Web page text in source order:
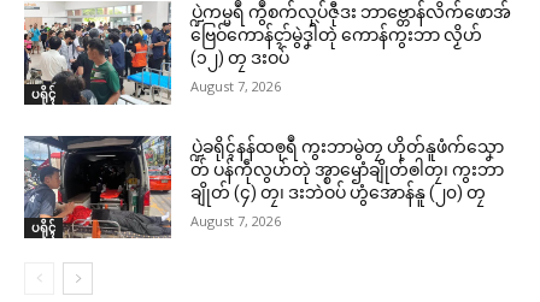
ပရိုၚ်
ပ္ဍဲကမ္မရဳ ကွဳစက်လုပ်ဇီုဒး ဘာဗ္တောန်လိက်ဖောအ်
ဗြေဝ်ကောန်ၚာ်မွဲဒၞါဲတုဲ ကောန်ကွးဘာ လၟိဟ်
(၁၂) တၠ ဒးဝပ်
August 7, 2026
ပရိုၚ်
ပ္ဍဲခရိုၚ်နန်ထၜုရဳ ကွးဘာမွဲတၠ ဟိုတ်နူဖံက်သၞော
တ် ပန်ကဵုလွဟ်တုဲ အ္စာၝောံချိုတ်ၜါတၠ၊ ကွးဘာ
ချိုတ် (၄) တၠ၊ ဒးဘဲဝပ် ဟွံအောန်နူ (၂၀) တၠ
August 7, 2026